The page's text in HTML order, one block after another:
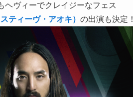
ヘヴィーでクレイジーなフェス
ティーヴ・アオキ） の出演も決定！